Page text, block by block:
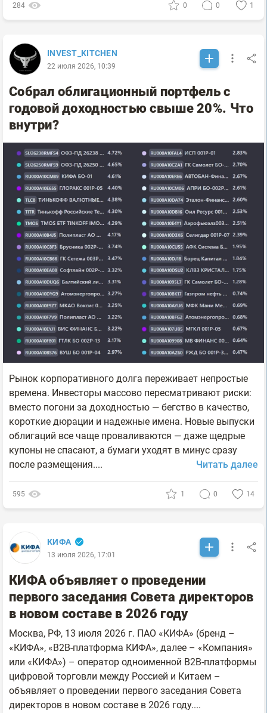
284 0 0 1
INVEST_KITCHEN
22 июля 2026, 10:39
Собрал облигационный портфель с
годовой доходностью свыше 20%. Что
внутри?
Рынок корпоративного долга переживает непростые
времена. Инвесторы массово пересматривают риски:
вместо погони за доходностью — бегство в качество,
короткие дюрации и надежные имена. Новые выпуски
облигаций все чаще проваливаются — даже щедрые
купоны не спасают, а бумаги уходят в минус сразу
после размещения....
Читать далее
595 1 0 14
КИФА
13 июля 2026, 17:01
КИФА объявляет о проведении
первого заседания Совета директоров
в новом составе в 2026 году
Москва, РФ, 13 июля 2026 г. ПАО «КИФА» (бренд –
«КИФА», «B2B-платформа КИФА», далее – «Компания»
или «КИФА») – оператор одноименной B2B-платформы
цифровой торговли между Россией и Китаем –
объявляет о проведении первого заседания Совета
директоров в новом составе в 2026 году....